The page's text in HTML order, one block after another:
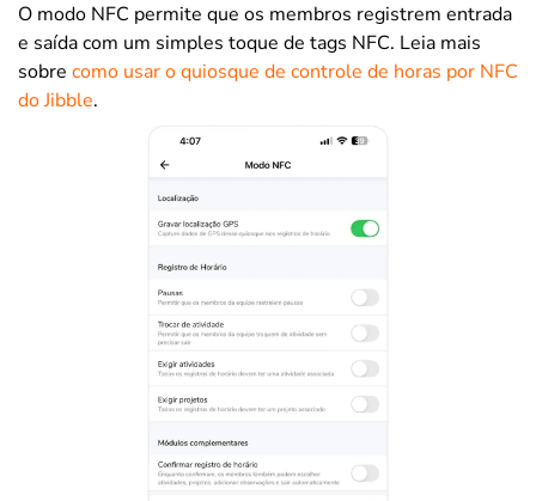
O modo NFC permite que os membros registrem entrada
e saída com um simples toque de tags NFC. Leia mais
sobre como usar o quiosque de controle de horas por NFC
do Jibble.